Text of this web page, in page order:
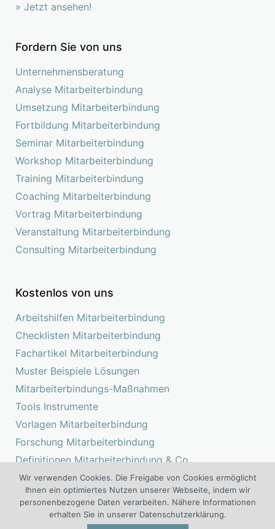
» Jetzt ansehen!
Fordern Sie von uns
Unternehmensberatung
Analyse Mitarbeiterbindung
Umsetzung Mitarbeiterbindung
Fortbildung Mitarbeiterbindung
Seminar Mitarbeiterbindung
Workshop Mitarbeiterbindung
Training Mitarbeiterbindung
Coaching Mitarbeiterbindung
Vortrag Mitarbeiterbindung
Veranstaltung Mitarbeiterbindung
Consulting Mitarbeiterbindung
Kostenlos von uns
Arbeitshilfen Mitarbeiterbindung
Checklisten Mitarbeiterbindung
Fachartikel Mitarbeiterbindung
Muster Beispiele Lösungen
Mitarbeiterbindungs-Maßnahmen
Tools Instrumente
Vorlagen Mitarbeiterbindung
Forschung Mitarbeiterbindung
Definitionen Mitarbeiterbindung & Co.
Studien Mitarbeiterbindung
Das Kompetenz Center Mitarbeiterbindung ist ein Projekt der I.O.
Wir verwenden Cookies. Die Freigabe von Cookies ermöglicht
Ihnen ein optimiertes Nutzen unserer Webseite, indem wir
personenbezogene Daten verarbeiten. Nähere Informationen
erhalten Sie in unserer Datenschutzerklärung.